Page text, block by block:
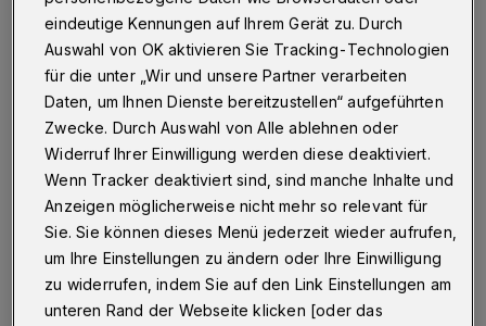
Wuppertal·Die Arbeiten der Wuppertaler Stadtwerke
(WSW) in der Lindenallee gehen ab Montag (7.
September 2020) in den nächsten Abschnitt. Die
Baustelle verschiebt sich in den Bereich zwischen der
Karl-Greis-Straße und der Kemmannstraße.
05.09.2020 , 07:00 Uhr Eine Minute Lesezeit
eindeutige Kennungen auf Ihrem Gerät zu. Durch
Auswahl von OK aktivieren Sie Tracking-Technologien
für die unter „Wir und unsere Partner verarbeiten
Daten, um Ihnen Dienste bereitzustellen“ aufgeführten
Zwecke. Durch Auswahl von Alle ablehnen oder
Widerruf Ihrer Einwilligung werden diese deaktiviert.
Wenn Tracker deaktiviert sind, sind manche Inhalte und
Anzeigen möglicherweise nicht mehr so relevant für
Sie. Sie können dieses Menü jederzeit wieder aufrufen,
um Ihre Einstellungen zu ändern oder Ihre Einwilligung
zu widerrufen, indem Sie auf den Link Einstellungen am
unteren Rand der Webseite klicken [oder das